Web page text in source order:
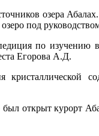
озера
под
по изучению
Егорова А.Д.
открыт курорт